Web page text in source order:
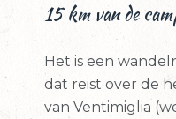
15 km van de
Het is een
dat reist over de
van Ventimiglia